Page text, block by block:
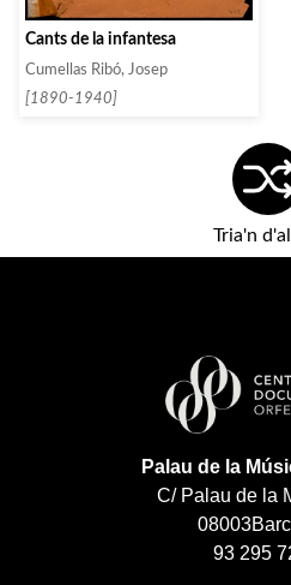
Cants de la infantesa
Cumellas Ribó, Josep
[1890-1940]
Tria'n
Palau de la
C/ Palau de la
08003
93 295